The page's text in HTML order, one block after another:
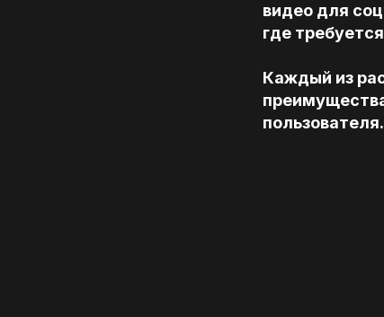
видео для
где
Каждый из
пользователя.